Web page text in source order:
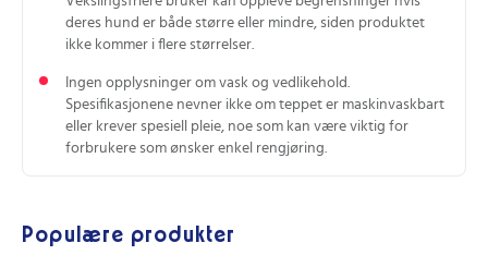
deres hund er både større eller mindre, siden produktet
ikke kommer i flere størrelser.
Ingen opplysninger om vask og vedlikehold.
Spesifikasjonene nevner ikke om teppet er maskinvaskbart
eller krever spesiell pleie, noe som kan være viktig for
forbrukere som ønsker enkel rengjøring.
Populære produkter